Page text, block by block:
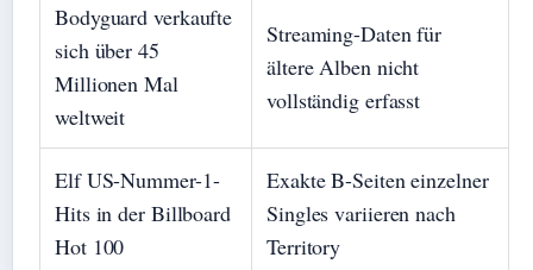
Bodyguard verkaufte
sich über 45
Millionen Mal
weltweit
Streaming-Daten für
ältere Alben nicht
vollständig erfasst
Elf US-Nummer-1-
Hits in der Billboard
Hot 100
Exakte B-Seiten einzelner
Singles variieren nach
Territory